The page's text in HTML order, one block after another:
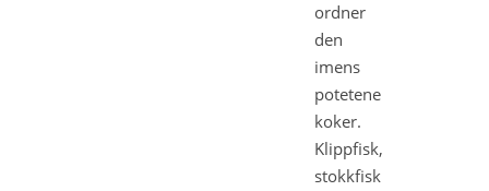
ordner
den
imens
potetene
koker.
Klippfisk,
stokkfisk